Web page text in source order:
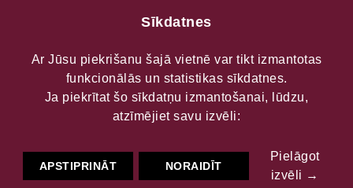
Apriķu baznīca
Kultūrvēsturiskās vietas
Arhitektūra
Kultūrvēsturiskās vietas
Baznīca, kulta vieta
Sīkdatnes
Ar Jūsu piekrišanu šajā vietnē var tikt izmantotas
funkcionālās un statistikas sīkdatnes.
Ja piekrītat šo sīkdatņu izmantošanai, lūdzu,
atzīmējiet savu izvēli:
APSTIPRINĀT NORAIDĪT
Pielāgot
izvēli →